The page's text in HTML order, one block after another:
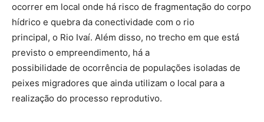
ocorrer em local onde há risco de fragmentação do corpo
hídrico e quebra da conectividade com o rio
principal, o Rio Ivaí. Além disso, no trecho em que está
previsto o empreendimento, há a
possibilidade de ocorrência de populações isoladas de
peixes migradores que ainda utilizam o local para a
realização do processo reprodutivo.